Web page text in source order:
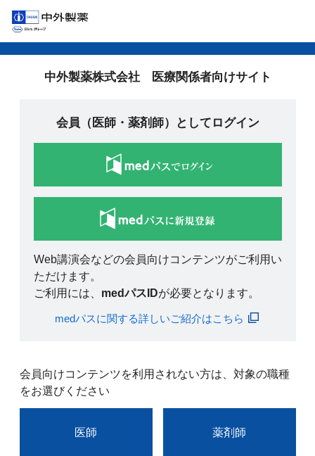
中外製薬株式会社 医療関係者向けサイト
会員（医師・薬剤師）としてログイン
Web講演会などの会員向けコンテンツがご利用い
ただけます。
ご利用には、 medパスIDが必要となります。
medパスに関する詳しいご紹介はこちら
会員向けコンテンツを利用されない方は、対象の職種
をお選びください
医師 薬剤師